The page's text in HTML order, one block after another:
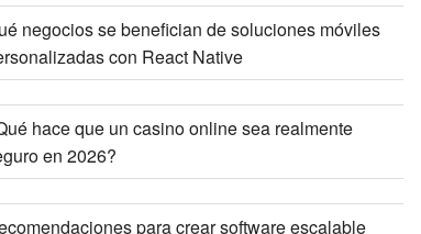
negocios se benefician de soluciones móviles
con React Native
hace que un casino online sea realmente
en 2026?
para crear software escalable